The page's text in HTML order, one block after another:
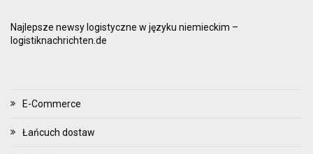
Najlepsze newsy logistyczne w języku niemieckim –
logistiknachrichten.de
E-Commerce
Łańcuch dostaw